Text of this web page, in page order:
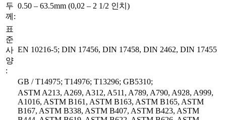
두
께:
0.50 – 63.5mm (0,02 – 2 1/2 인치)
표
준
사
양
:
EN 10216-5; DIN 17456, DIN 17458, DIN 2462, DIN 17455
GB / T14975; T14976; T13296; GB5310;
ASTM A213, A269, A312, A511, A789, A790, A928, A999,
A1016, ASTM B161, ASTM B163, ASTM B165, ASTM
B167, ASTM B338, ASTM B407, ASTM B423, ASTM